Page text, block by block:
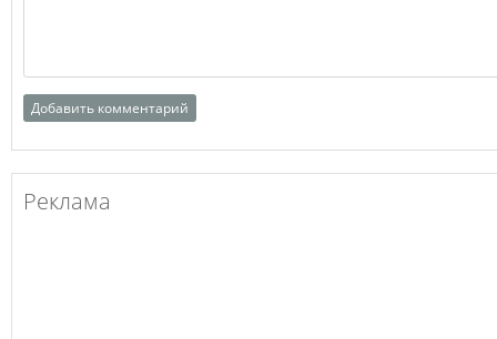
Реклама